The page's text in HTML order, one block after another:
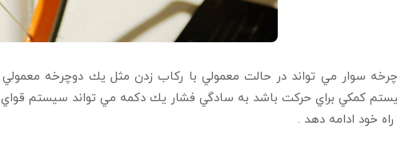
سوار مي تواند در حالت معمولي با ركاب زدن مثل يك دوچرخه معمولي
كمكي براي حركت باشد به سادگي فشار يك دكمه مي تواند سيستم قواي
راه خود ادامه دهد .